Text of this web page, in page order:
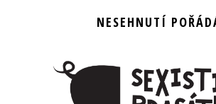
NESEHNUTÍ